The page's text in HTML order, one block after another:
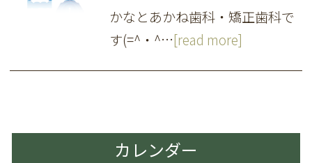
かなとあかね歯科・矯正歯科で
す(=^・^…[read more]
カレンダー